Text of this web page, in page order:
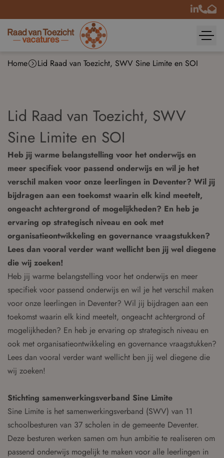
Home Lid Raad van Toezicht, SWV Sine Limite en SOI
Lid Raad van Toezicht, SWV
Sine Limite en SOI
Heb jij warme belangstelling voor het onderwijs en
meer specifiek voor passend onderwijs en wil je het
verschil maken voor onze leerlingen in Deventer? Wil jij
bijdragen aan een toekomst waarin elk kind meetelt,
ongeacht achtergrond of mogelijkheden? En heb je
ervaring op strategisch niveau en ook met
organisatieontwikkeling en governance vraagstukken?
Lees dan vooral verder want wellicht ben jij wel diegene
die wij zoeken!
Heb jij warme belangstelling voor het onderwijs en meer
specifiek voor passend onderwijs en wil je het verschil maken
voor onze leerlingen in Deventer? Wil jij bijdragen aan een
toekomst waarin elk kind meetelt, ongeacht achtergrond of
mogelijkheden? En heb je ervaring op strategisch niveau en
ook met organisatieontwikkeling en governance vraagstukken?
Lees dan vooral verder want wellicht ben jij wel diegene die
wij zoeken!
Stichting samenwerkingsverband Sine Limite
Sine Limite is het samenwerkingsverband (SWV) van 11
schoolbesturen van 37 scholen in de gemeente Deventer.
Deze besturen werken samen om hun ambitie te realiseren om
passend onderwijs mogelijk te maken voor alle leerlingen in